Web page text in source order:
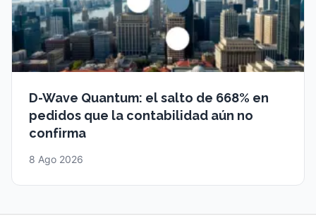
D-Wave Quantum: el salto de 668% en
pedidos que la contabilidad aún no
confirma
8 Ago 2026